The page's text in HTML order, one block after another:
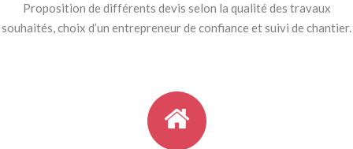
Proposition de différents devis selon la qualité des travaux
souhaités, choix d’un entrepreneur de confiance et suivi de chantier.